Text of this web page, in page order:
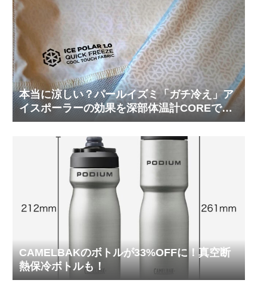
本当に涼しい？パールイズミ「ガチ冷え」ア
イスポーラーの効果を深部体温計COREで測
ってみた
CAMELBAKのボトルが33%OFFに！真空断
熱保冷ボトルも！